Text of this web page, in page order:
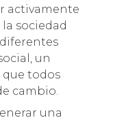
activamente
sociedad
un
que todos
cambio.
una